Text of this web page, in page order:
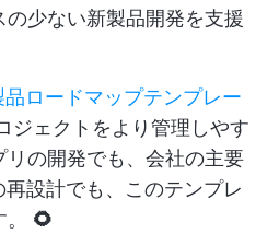
の少ない新製品開発を支援
ロードマップテンプレー
ジェクトをより管理しやす
リの開発でも、会社の主要
設計でも、このテンプレ
🌻